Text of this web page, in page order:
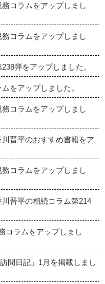
コラムをアップしまし
コラムをアップしまし
弾をアップしました。
をアップしました。
コラムをアップしまし
晋平のおすすめ書籍をア
コラムをアップしまし
晋平の相続コラム第214
コラムをアップしまし
問日記」1月を掲載しまし